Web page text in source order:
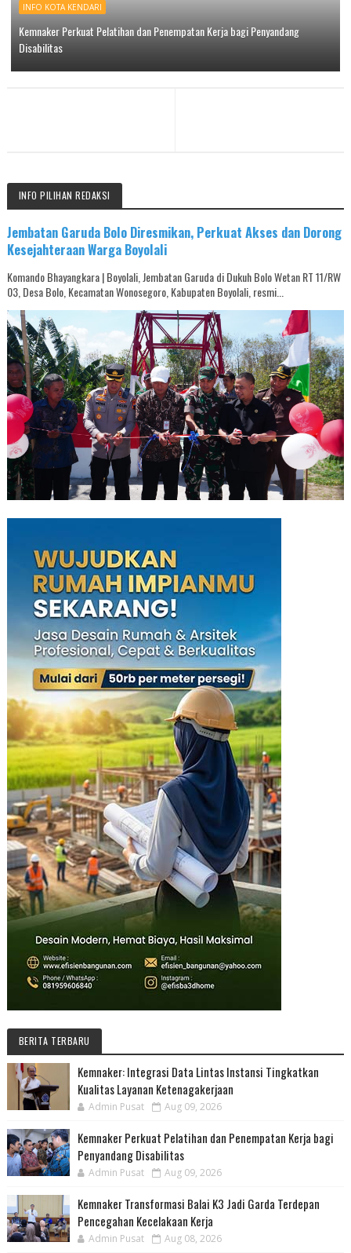
INFO KOTA KENDARI
Kemnaker Perkuat Pelatihan dan Penempatan Kerja bagi Penyandang
Disabilitas
INFO PILIHAN REDAKSI
Jembatan Garuda Bolo Diresmikan, Perkuat Akses dan Dorong
Kesejahteraan Warga Boyolali
Komando Bhayangkara | Boyolali, Jembatan Garuda di Dukuh Bolo Wetan RT 11/RW
03, Desa Bolo, Kecamatan Wonosegoro, Kabupaten Boyolali, resmi...
BERITA TERBARU
Kemnaker: Integrasi Data Lintas Instansi Tingkatkan
Kualitas Layanan Ketenagakerjaan
Admin Pusat Aug 09, 2026
Kemnaker Perkuat Pelatihan dan Penempatan Kerja bagi
Penyandang Disabilitas
Admin Pusat Aug 09, 2026
Kemnaker Transformasi Balai K3 Jadi Garda Terdepan
Pencegahan Kecelakaan Kerja
Admin Pusat Aug 08, 2026